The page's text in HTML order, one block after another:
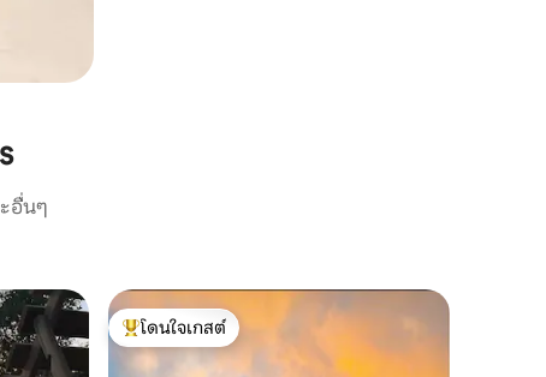
อื่นๆ
โดนใจเกสต์ที่สุด
โดนใจเกสต์